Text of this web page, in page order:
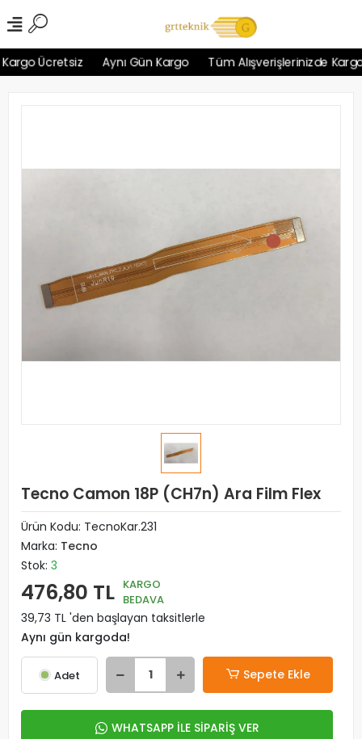
Ücretsiz Aynı Gün Kargo Tüm Alışverişlerinizde Kargo
Tecno Camon 18P (CH7n) Ara Film Flex
Ürün Kodu: TecnoKar.231
Marka: Tecno
Stok: 3
476,80 TL KARGO
BEDAVA
39,73 TL 'den başlayan taksitlerle
Aynı gün kargoda!
Adet Sepete Ekle
WHATSAPP İLE SİPARİŞ VER